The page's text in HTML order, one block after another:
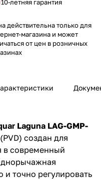
10-летняя гарантия
действительна только для
магазина и может
от цен в розничных
Laguna LAG-GMP-
создан для
в современный
и точно регулировать